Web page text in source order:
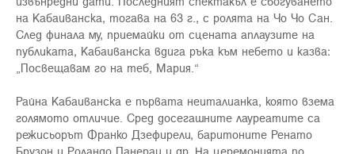
на Кабаиванска, тогава на 63 г., с ролята на Чо Чо Сан.
След финала му, приемайки от сцената аплаузите на
публиката, Кабаиванска вдига ръка към небето и казва:
„Посвещавам го на теб, Мария.“
Райна Кабаиванска е първата неиталианка, която взема
голямото отличие. Сред досегашните лауреатите са
режисьорът Франко Дзефирели, баритоните Ренато